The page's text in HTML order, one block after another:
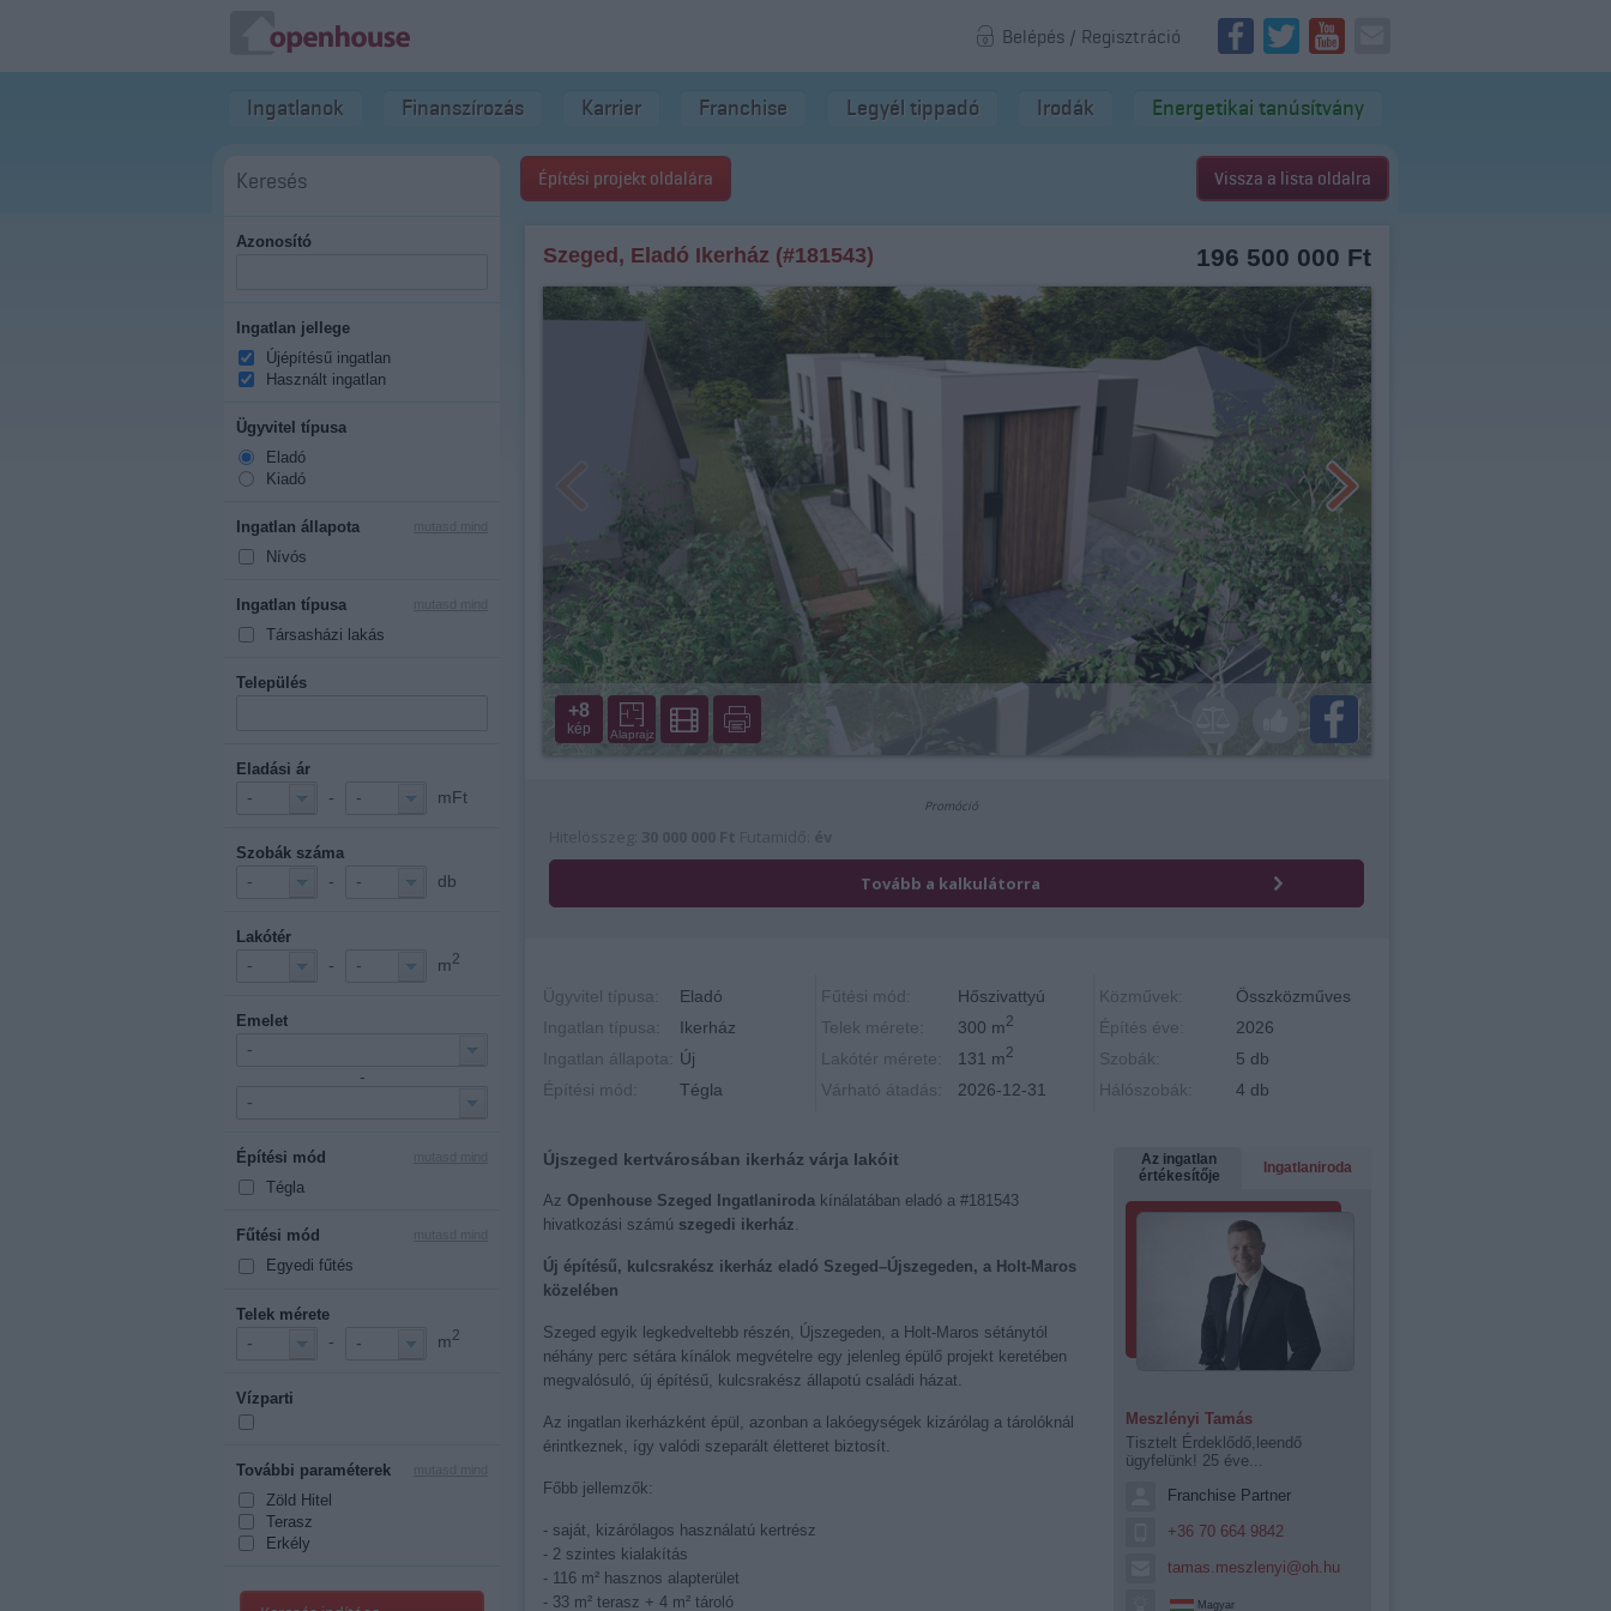
Belépés / Regisztráció
Ingatlanok Finanszírozás Karrier Franchise Legyél tippadó Irodák Energetikai tanúsítvány
Keresés
Azonosító
Ingatlan jellege
Újépítésű ingatlan
Használt ingatlan
Ügyvitel típusa
Eladó
Kiadó
Ingatlan állapota
Nívós
Ingatlan típusa
Társasházi lakás
Település
Eladási ár
- - - mFt
Szobák száma
- - - db
Lakótér
- - - m2
Emelet
-
-
-
Építési mód
Tégla
Fűtési mód
Egyedi fűtés
Telek mérete
- - - m2
Vízparti
További paraméterek
Zöld Hitel
Terasz
Erkély
Építési projekt oldalára Vissza a lista oldalra
196 500 000 Ft
Szeged, Eladó Ikerház (#181543)
+8
kép Alaprajz
Ügyvitel típusa:
Eladó
Ingatlan típusa:
Ikerház
Ingatlan állapota:
Új
Építési mód:
Tégla
Fűtési mód:
Hőszivattyú
Telek mérete:
300 m2
Lakótér mérete: 131 m2
Várható átadás: 2026-12-31
Közművek:
Összközműves
Építés éve:
2026
Szobák:
5 db
Hálószobák:
4 db
Újszeged kertvárosában ikerház várja lakóit
Az Openhouse Szeged Ingatlaniroda kínálatában eladó a #181543
hivatkozási számú szegedi ikerház
Új építésű, kulcsrakész ikerház eladó Szeged–Újszegeden, a Holt-Maros
közelében
Szeged egyik legkedveltebb részén, Újszegeden, a Holt-Maros sétánytól
néhány perc sétára kínálok megvételre egy jelenleg épülő projekt keretében
megvalósuló, új építésű, kulcsrakész állapotú családi házat.
Az ingatlan ikerházként épül, azonban a lakóegységek kizárólag a tárolóknál
érintkeznek, így valódi szeparált életteret biztosít.
Főbb jellemzők:
- saját, kizárólagos használatú kertrész
- 2 szintes kialakítás
- 116 m² hasznos alapterület
- 33 m² terasz + 4 m² tároló
Az ingatlan
értékesítője
Ingatlaniroda
Meszlényi Tamás
Tisztelt Érdeklődő,leendő
ügyfelünk! 25 éve...
Franchise Partner
+36 70 664 9842
tamas.meszlenyi@oh.hu
Magyar